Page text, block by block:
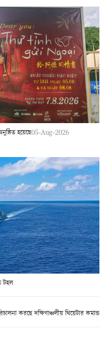
হয়েছে05-Aug-2026
টহল
করছে দক্ষিণাঞ্চলীয় থিয়েটার কমান্ড